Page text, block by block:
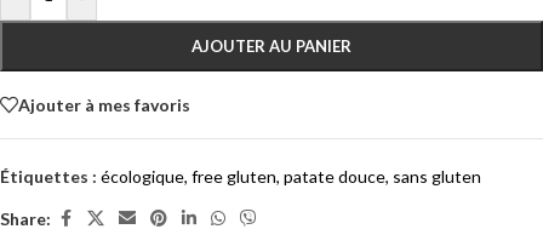
AJOUTER AU PANIER
Ajouter à mes favoris
Étiquettes : écologique, free gluten, patate douce, sans gluten
Share: